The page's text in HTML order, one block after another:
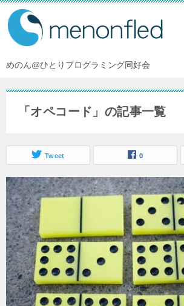
めのん@ひとりプログラミング同好会
「オペコード」の記事一覧
Tweet 0